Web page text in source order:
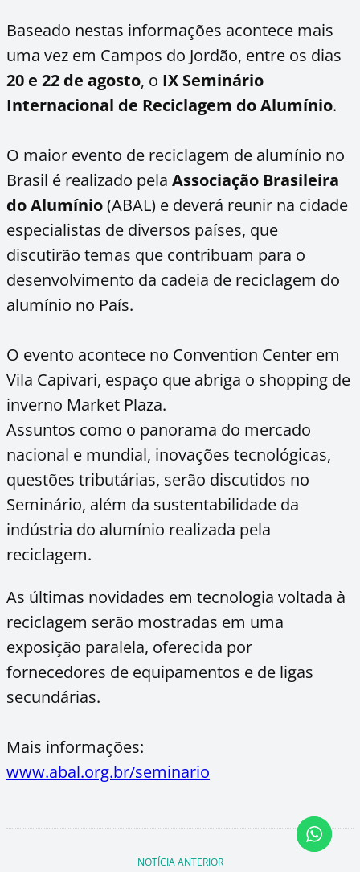
Baseado nestas informações acontece mais
uma vez em Campos do Jordão, entre os dias
20 e 22 de agosto, o IX Seminário
Internacional de Reciclagem do Alumínio.
O maior evento de reciclagem de alumínio no
Brasil é realizado pela Associação Brasileira
do Alumínio(ABAL) e deverá reunir na cidade
especialistas de diversos países, que
discutirão temas que contribuam para o
desenvolvimento da cadeia de reciclagem do
alumínio no País.
O evento acontece no Convention Center em
Vila Capivari, espaço que abriga o shopping de
inverno Market Plaza.
Assuntos como o panorama do mercado
nacional e mundial, inovações tecnológicas,
questões tributárias, serão discutidos no
Seminário, além da sustentabilidade da
indústria do alumínio realizada pela
reciclagem.
As últimas novidades em tecnologia voltada à
reciclagem serão mostradas em uma
exposição paralela, oferecida por
fornecedores de equipamentos e de ligas
secundárias.
Mais informações:
www.abal.org.br/seminario
NOTÍCIA ANTERIOR